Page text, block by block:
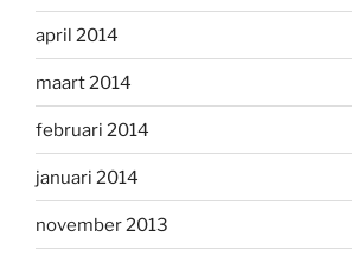
april 2014
maart 2014
februari 2014
januari 2014
november 2013